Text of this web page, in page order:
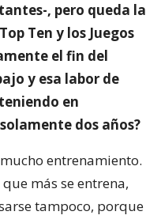
, pero queda la
Ten y los Juegos
el fin del
y esa labor de
en
dos años?
entrenamiento.
más se entrena,
tampoco, porque